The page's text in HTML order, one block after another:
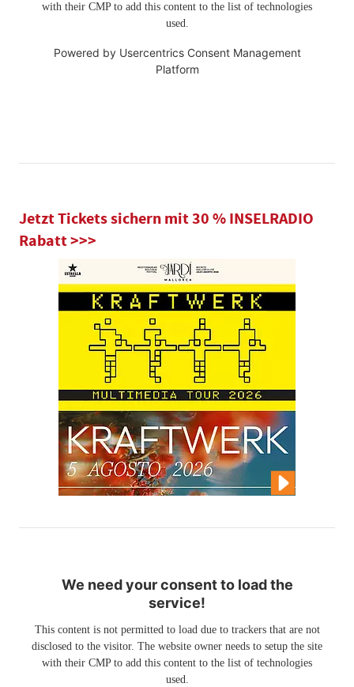
with their CMP to add this content to the list of technologies
used.
Powered by Usercentrics Consent Management
Platform
Jetzt Tickets sichern mit 30 % INSELRADIO
Rabatt >>>
We need your consent to load the
service!
This content is not permitted to load due to trackers that are not
disclosed to the visitor. The website owner needs to setup the site
with their CMP to add this content to the list of technologies
used.